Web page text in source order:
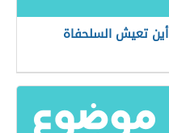
أين تعيش السلحفاة